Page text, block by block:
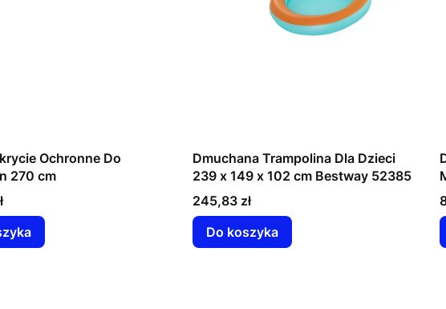
Ochronne Do
270 cm
Dmuchana Trampolina Dla Dzieci
239 x 149 x 102 cm Bestway 52385
Cena
245,83 zł
Do koszyka